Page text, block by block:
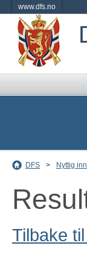
www.dfs.no
DFS > Nyttig
Tilbake